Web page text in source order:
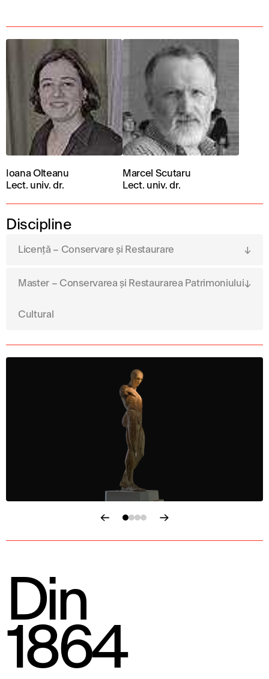
Ioana Olteanu
Lect. univ. dr.
Marcel Scutaru
Lect. univ. dr.
Discipline
Licență – Conservare și Restaurare
Master – Conservarea și Restaurarea Patrimoniului
Cultural
Din
1864